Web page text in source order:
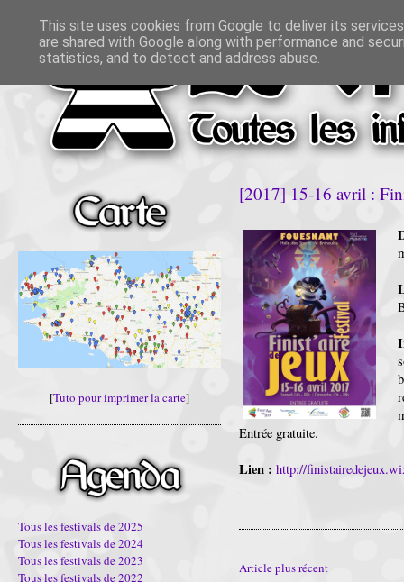
[Tuto pour imprimer la carte]
Tous les festivals de 2025
Tous les festivals de 2024
Tous les festivals de 2023
Tous les festivals de 2022
[2017] 15-16 avril :
Entrée gratuite.
Lien : http://
Article plus récent
This site uses cookies from Google to deliver its
are shared with Google along with performance and
statistics, and to detect and address abuse.